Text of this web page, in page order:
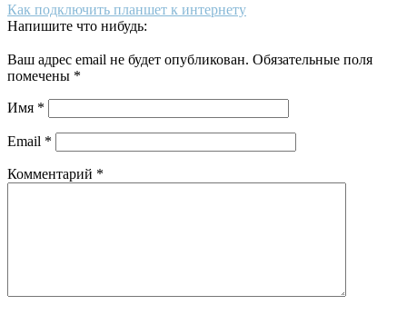
Как подключить планшет к интернету
Напишите что нибудь:
Ваш адрес email не будет опубликован. Обязательные поля
помечены *
Имя *
Email *
Комментарий *